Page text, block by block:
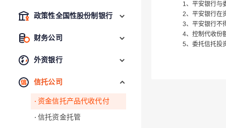
政策性全国性股份制银行
财务公司
外资银行
信托公司
资金信托产品代收代付
信托资金托管
1、平安银行与
2、平安银行在
3、平安银行不
4、控制代收份
5、委托信托投